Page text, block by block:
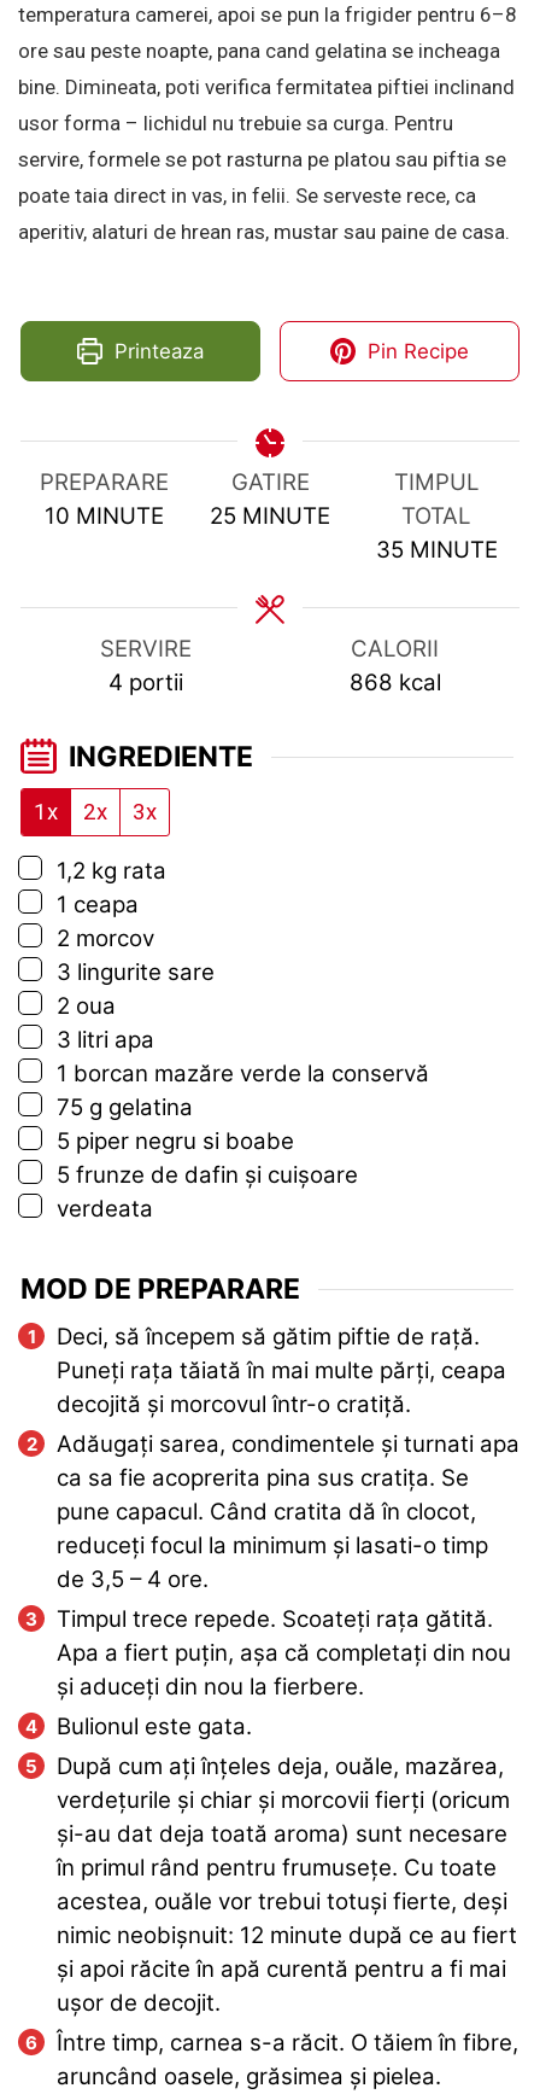
temperatura camerei, apoi se pun la frigider pentru 6–8
ore sau peste noapte, pana cand gelatina se incheaga
bine. Dimineata, poti verifica fermitatea piftiei inclinand
usor forma – lichidul nu trebuie sa curga. Pentru
servire, formele se pot rasturna pe platou sau piftia se
poate taia direct in vas, in felii. Se serveste rece, ca
aperitiv, alaturi de hrean ras, mustar sau paine de casa.
Printeaza Pin Recipe
PREPARARE
10MINUTES
MINUTE
GATIRE
25 MINUTES
MINUTE
TIMPUL
TOTAL
35MINUTES
MINUTE
SERVIRE
4 portii
CALORII
868 kcal
INGREDIENTE
1x 2x 3x
▢
1,2 kg rata
▢
1 ceapa
▢
2 morcov
▢
3 lingurite sare
▢
2 oua
▢
3 litri apa
▢
1 borcan mazăre verde la conservă
▢
75 g gelatina
▢
5 piper negru si boabe
▢
5 frunze de dafin și cuișoare
▢
verdeata
MOD DE PREPARARE
Deci, să începem să gătim piftie de rață.
Puneți rața tăiată în mai multe părți, ceapa
decojită și morcovul într-o cratiță.
Adăugați sarea, condimentele și turnati apa
ca sa fie acoprerita pina sus cratița. Se
pune capacul. Când cratita dă în clocot,
reduceți focul la minimum și lasati-o timp
de 3,5 – 4 ore.
Timpul trece repede. Scoateți rața gătită.
Apa a fiert puțin, așa că completați din nou
și aduceți din nou la fierbere.
Bulionul este gata.
După cum ați înțeles deja, ouăle, mazărea,
verdețurile și chiar și morcovii fierți (oricum
și-au dat deja toată aroma) sunt necesare
în primul rând pentru frumusețe. Cu toate
acestea, ouăle vor trebui totuși fierte, deși
nimic neobișnuit: 12 minute după ce au fiert
și apoi răcite în apă curentă pentru a fi mai
ușor de decojit.
Între timp, carnea s-a răcit. O tăiem în fibre,
aruncând oasele, grăsimea și pielea.